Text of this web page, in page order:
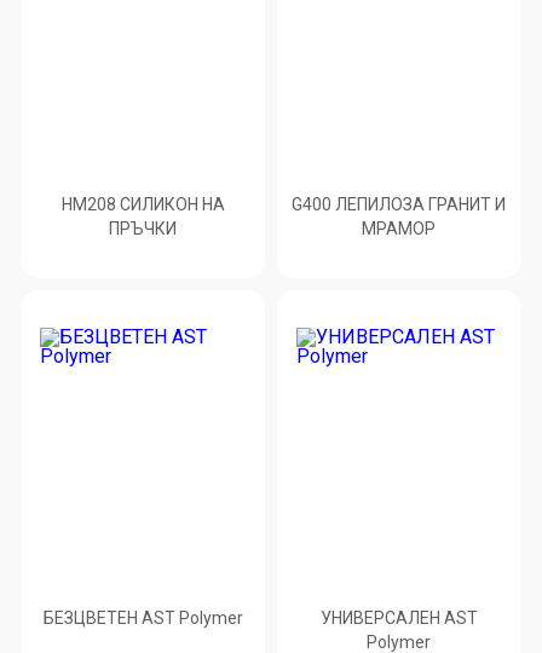
HM208 СИЛИКОН НА
ПРЪЧКИ
G400 ЛЕПИЛОЗА ГРАНИТ И
МРАМОP
БЕЗЦВЕТЕН AST Polymer
УНИВЕРСАЛЕН AST
Polymer